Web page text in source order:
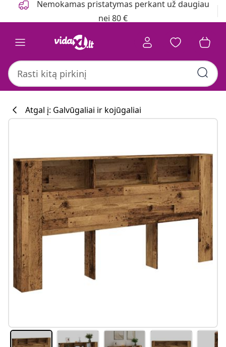
Nemokamas pristatymas perkant už daugiau
nei 80 €
Atgal į: Galvūgaliai ir kojūgaliai